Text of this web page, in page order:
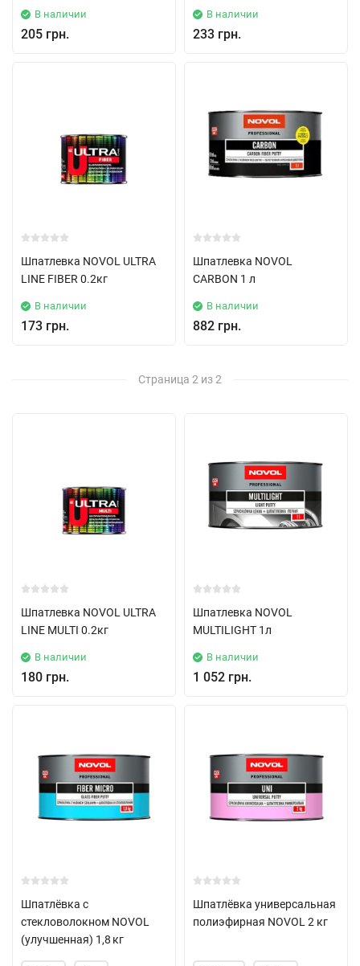
В наличии
205 грн.
В наличии
233 грн.
Шпатлевка NOVOL ULTRA
LINE FIBER 0.2кг
В наличии
173 грн.
Шпатлевка NOVOL
CARBON 1 л
В наличии
882 грн.
Страница 2 из 2
Шпатлевка NOVOL ULTRA
LINE MULTI 0.2кг
В наличии
180 грн.
Шпатлевка NOVOL
MULTILIGHT 1л
В наличии
1 052 грн.
Шпатлёвка с
стекловолокном NOVOL
(улучшенная) 1,8 кг
Шпатлёвка универсальная
полиэфирная NOVOL 2 кг